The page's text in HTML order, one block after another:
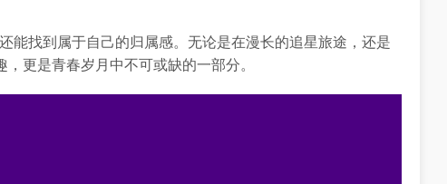
能找到属于自己的归属感。无论是在漫长的追星旅途，还是
更是青春岁月中不可或缺的一部分。